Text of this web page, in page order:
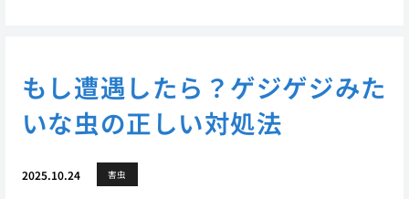
もし遭遇したら？ゲジゲジみた
いな虫の正しい対処法
2025.10.24 害虫